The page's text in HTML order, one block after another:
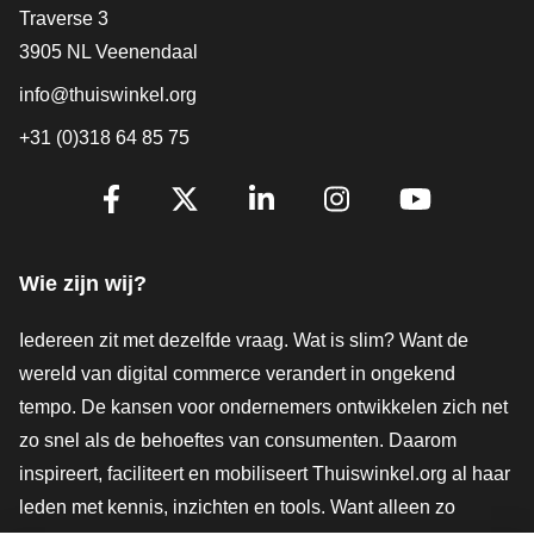
Contact
Traverse 3
3905 NL Veenendaal
info@thuiswinkel.org
+31 (0)318 64 85 75
Volg je ons al?
Wie zijn wij?
Iedereen zit met dezelfde vraag. Wat is slim? Want de
wereld van digital commerce verandert in ongekend
tempo. De kansen voor ondernemers ontwikkelen zich net
zo snel als de behoeftes van consumenten. Daarom
inspireert, faciliteert en mobiliseert Thuiswinkel.org al haar
leden met kennis, inzichten en tools. Want alleen zo